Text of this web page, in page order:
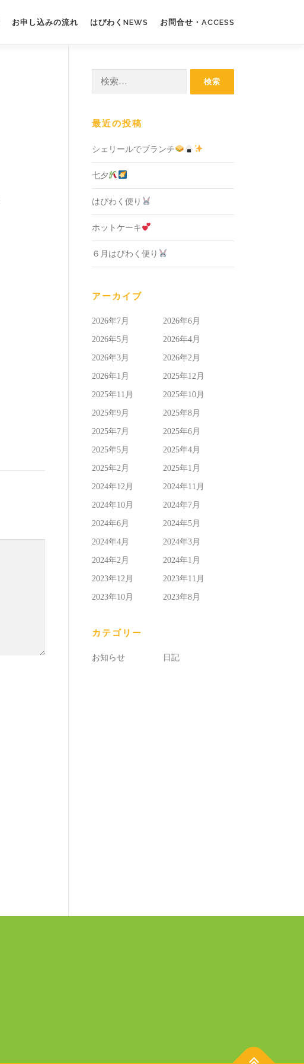
お申し込みの流れ はぴわくNEWS お問合せ・ACCESS
最近の投稿
シェリールでブランチ
七夕
はぴわく便り
ホットケーキ
６月はぴわく便り
アーカイブ
2026年7月 2026年6月
2026年5月 2026年4月
2026年3月 2026年2月
2026年1月 2025年12月
2025年11月 2025年10月
2025年9月 2025年8月
2025年7月 2025年6月
2025年5月 2025年4月
2025年2月 2025年1月
2024年12月 2024年11月
2024年10月 2024年7月
2024年6月 2024年5月
2024年4月 2024年3月
2024年2月 2024年1月
2023年12月 2023年11月
2023年10月 2023年8月
カテゴリー
お知らせ 日記